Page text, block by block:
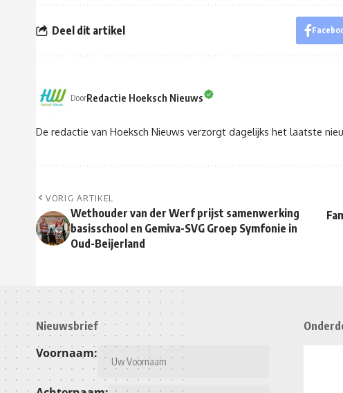
Deel dit artikel
DoorRedactie Hoeksch Nieuws
De redactie van Hoeksch Nieuws verzorgt dagelijks het laatste
VORIG ARTIKEL
Wethouder van der Werf prijst samenwerking
basisschool en Gemiva-SVG Groep Symfonie in
Oud-Beijerland
Nieuwsbrief
Voornaam: